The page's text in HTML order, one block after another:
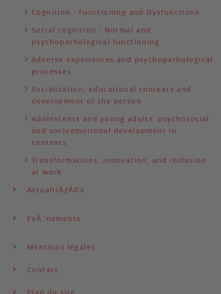
Cognition : Functioning and Dysfunctions
Social cognition : Normal and
psychopathological functioning
Adverse experiences and psychopathological
processes
Socialization, educational contexts and
development of the person
Adolescents and young adults’ psychosocial
and socioemotional development in
contexts
Transformations, innovation, and inclusion
at work
ActualitÃƒÂ©s
EvÃ¨nements
Mentions légales
Contact